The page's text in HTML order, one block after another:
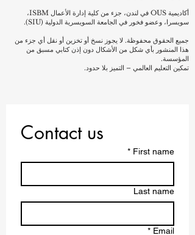
أكاديمية OUS في لندن، جزء من كلية إدارة الأعمال ISBM،
سويسرا، وعضو فخور في الجامعة السويسرية الدولية (SIU).
جميع الحقوق محفوظة. لا يجوز نسخ أو تخزين أو نقل أي جزء من
هذا المنشور بأي شكل من الأشكال دون إذن كتابي مسبق من
المؤسسة.
تمكين التعليم العالمي – التميز بلا حدود.
Contact us
First name
*
Last name
Email
*